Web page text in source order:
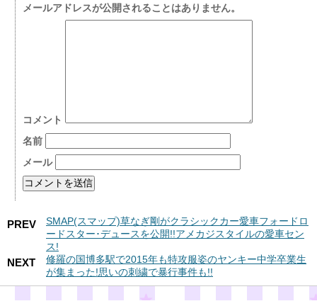
メールアドレスが公開されることはありません。
コメント
名前
メール
PREV
SMAP(スマップ)草なぎ剛がクラシックカー愛車フォードロ
ードスター･デュースを公開!!アメカジスタイルの愛車セン
ス!
NEXT
修羅の国博多駅で2015年も特攻服姿のヤンキー中学卒業生
が集まった!思いの刺繍で暴行事件も!!